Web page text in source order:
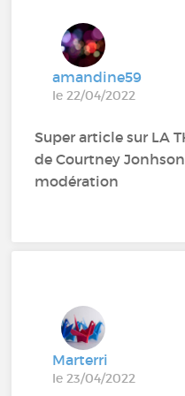
amandine59
le 22/04/2022
Super article sur LA
de Courtney
modération
Marterri
le 23/04/2022